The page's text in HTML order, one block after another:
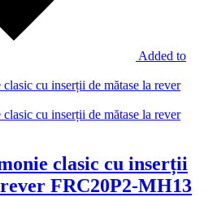
Added to
clasic cu inserții
FRC20P2-MH13